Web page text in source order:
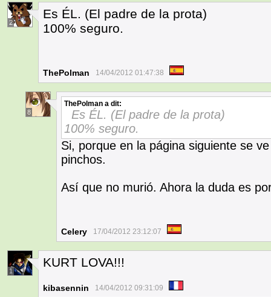
2
Es ÉL. (El padre de la prota)
100% seguro.
ThePolman 14/04/2012 01:47:38
8
ThePolman a dit:
Es ÉL. (El padre de la prota)
100% seguro.
Si, porque en la página siguiente se
pinchos.
Así que no murió. Ahora la duda es
Celery 17/04/2012 23:12:07
1
KURT LOVA!!!
kibasennin 14/04/2012 09:31:09